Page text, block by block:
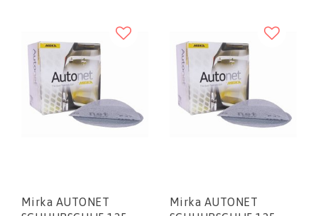
Mirka AUTONET
Mirka AUTONET